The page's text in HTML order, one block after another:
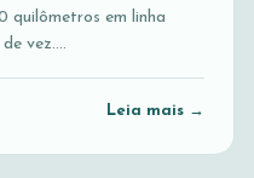
quilômetros em linha
vez.…
Leia mais →